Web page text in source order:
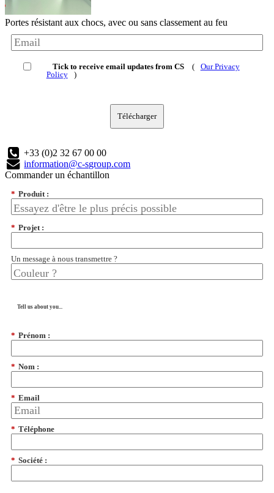
Portes résistant aux chocs, avec ou sans classement au feu
Tick to receive email updates from CS (
Our Privacy
Policy
)
Télécharger
+33 (0)2 32 67 00 00
information@c-sgroup.com
Commander un échantillon
* Produit :
* Projet :
Un message à nous transmettre ?
Tell us about you...
* Prénom :
* Nom :
* Email
* Téléphone
* Société :